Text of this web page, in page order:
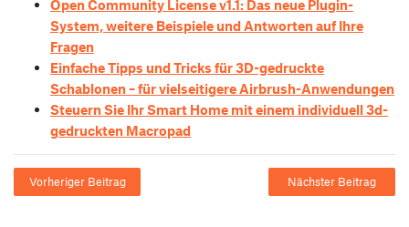
Open Community License v1.1: Das neue Plugin-
System, weitere Beispiele und Antworten auf Ihre
Fragen
Einfache Tipps und Tricks für 3D-gedruckte
Schablonen – für vielseitigere Airbrush-Anwendungen
Steuern Sie Ihr Smart Home mit einem individuell 3d-
gedruckten Macropad
Vorheriger Beitrag Nächster Beitrag